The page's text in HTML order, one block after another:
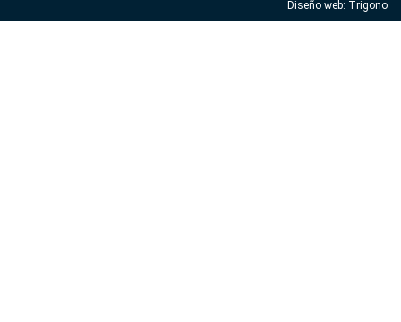
Diseño web: Trigono